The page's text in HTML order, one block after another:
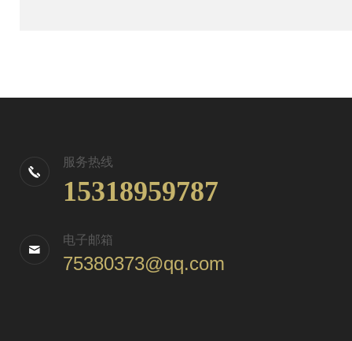
服务热线
15318959787
电子邮箱
75380373@qq.com